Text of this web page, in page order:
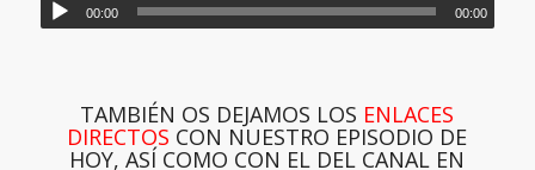
00:00 00:00
TAMBIÉN OS DEJAMOS LOS ENLACES
DIRECTOS CON NUESTRO EPISODIO DE
HOY, ASÍ COMO CON EL DEL CANAL EN